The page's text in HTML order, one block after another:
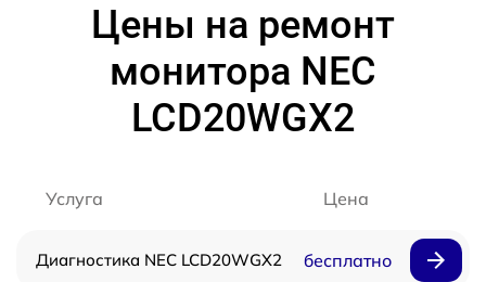
Цены на ремонт
монитора NEC
LCD20WGX2
Услуга Цена
Диагностика NEC LCD20WGX2 бесплатно